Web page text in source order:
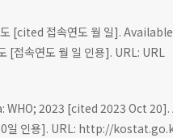
[cited 접속연도 월 일].
[접속연도 월 일 인용]. URL: URL
2023 [cited 2023 Oct
일 인용]. URL: http://